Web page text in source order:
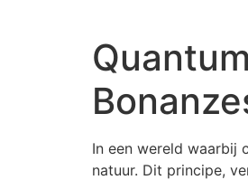
In een wereld waarbij
natuur. Dit principe,